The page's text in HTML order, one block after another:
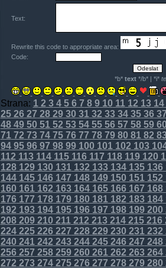
Text:
Rewrite this code to appropriate area:
Code:
*b* text*/b* | *i*
Strana: 12 34567 89101112 1314
252627 2829303132 3334353637
4849505152 5354555657 5859
7172 7374757677 7879808182
94959697 9899100101102 103
112 113114115116117 118119120
128129130131132 133134135136
144145146147 148149150151152
160161162 163164165166167 168
176177 178179180181182 183184
192 193194195196197 198199200
208209210211212 213214215216
224225226227 228229230231232
240241242 243244245246247 248
256257 258259260261262 263264
272 273274275276277 278279280